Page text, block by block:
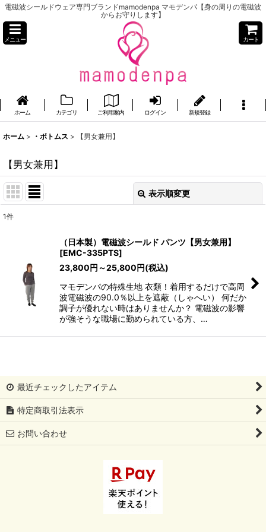
電磁波シールドウェア専門ブランドmamodenpa マモデンパ【身の周りの電磁波
からお守りします】
メニュー カート
ホーム カテゴリ ご利用案内 ログイン 新規登録
ホーム > ・ボトムス > 【男女兼用】
【男女兼用】
表示順変更
絞り込む
1件
（日本製）電磁波シールド パンツ【男女兼用】
[EMC-335PTS]
23,800円 ～25,800円(税込)
マモデンパの特殊生地 衣類！着用するだけで高周
波電磁波の90.0％以上を遮蔽（しゃへい） 何だか
調子が優れない時はありませんか？ 電磁波の影響
が強そうな職場に勤められている方、…
最近チェックしたアイテム
特定商取引法表示
お問い合わせ